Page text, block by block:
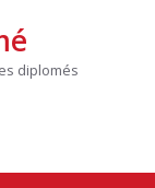
diplomés